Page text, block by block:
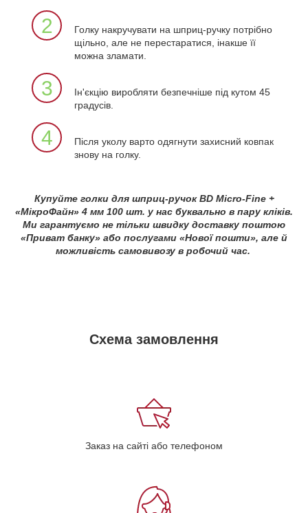
2
Голку накручувати на шприц-ручку потрібно
щільно, але не перестаратися, інакше її
можна зламати.
3
Ін'єкцію виробляти безпечніше під кутом 45
градусів.
4
Після уколу варто одягнути захисний ковпак
знову на голку.
Купуйте голки для шприц-ручок BD Micro-Fine +
«МікроФайн» 4 мм 100 шт. у нас буквально в пару кліків.
Ми гарантуємо не тільки швидку доставку поштою
«Приват банку» або послугами «Нової пошти», але й
можливість самовивозу в робочий час.
Схема замовлення
Заказ на сайті або телефоном